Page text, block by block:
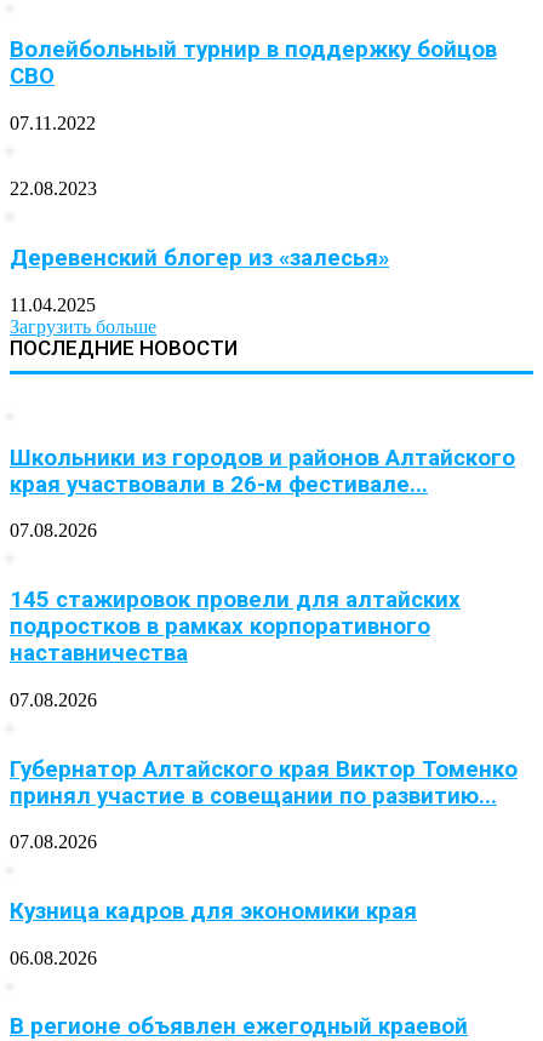
Волейбольный турнир в поддержку бойцов
СВО
07.11.2022
22.08.2023
Деревенский блогер из «залесья»
11.04.2025
Загрузить больше
ПОСЛЕДНИЕ НОВОСТИ
Школьники из городов и районов Алтайского
края участвовали в 26-м фестивале...
07.08.2026
145 стажировок провели для алтайских
подростков в рамках корпоративного
наставничества
07.08.2026
Губернатор Алтайского края Виктор Томенко
принял участие в совещании по развитию...
07.08.2026
Кузница кадров для экономики края
06.08.2026
В регионе объявлен ежегодный краевой